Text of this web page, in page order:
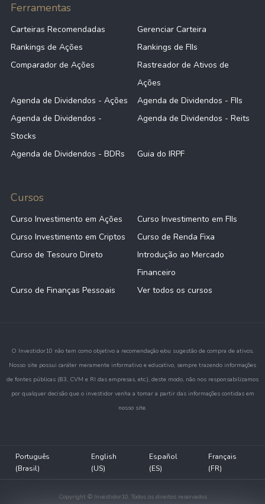
Ferramentas
Carteiras Recomendadas
Gerenciar Carteira
Rankings de Ações
Rankings de FIIs
Comparador de Ações
Rastreador de Ativos de
Ações
Agenda de Dividendos - Ações
Agenda de Dividendos - FIIs
Agenda de Dividendos -
Stocks
Agenda de Dividendos - Reits
Agenda de Dividendos - BDRs Guia do IRPF
Cursos
Curso Investimento em Ações
Curso Investimento em FIIs
Curso Investimento em Criptos
Curso de Renda Fixa
Curso de Tesouro Direto
Introdução ao Mercado
Financeiro
Curso de Finanças Pessoais
Ver todos os cursos
O Investidor10 não tem como objetivo a recomendação e/ou sugestão de compra de ativos.
Nosso site possui caráter meramente informativo e educativo, sempre trazendo informações
de fontes públicas (B3, CVM e RI das empresas, etc.), deste modo, não nos responsabilizamos
por qualquer decisão que o investidor venha a tomar a partir das informações contidas em
nosso site.
Português
(Brasil)
English
(US)
Español
(ES)
Français
(FR)
Copyright © Investidor10. Todos os direitos reservados